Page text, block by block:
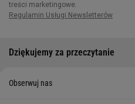
Dziękujemy za przeczytanie
Obserwuj nas